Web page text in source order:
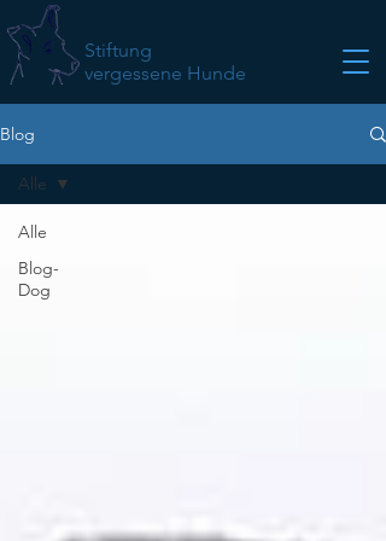
Stiftung
vergessene Hunde
Blog
Alle
Blog-
Dog
Alle